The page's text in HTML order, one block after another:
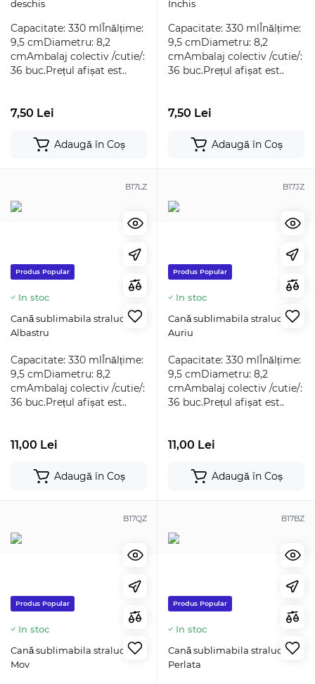
deschis
Capacitate: 330 mlÎnălțime:
9,5 cmDiametru: 8,2
cmAmbalaj colectiv /cutie/:
36 buc.Prețul afișat est..
7,50 Lei
Adaugă în Coș
Inchis
Capacitate: 330 mlÎnălțime:
9,5 cmDiametru: 8,2
cmAmbalaj colectiv /cutie/:
36 buc.Prețul afișat est..
7,50 Lei
Adaugă în Coș
B17LZ
Produs Popular
In stoc
Cană sublimabila stralucitor
Albastru
Capacitate: 330 mlÎnălțime:
9,5 cmDiametru: 8,2
cmAmbalaj colectiv /cutie/:
36 buc.Prețul afișat est..
11,00 Lei
Adaugă în Coș
B17JZ
Produs Popular
In stoc
Cană sublimabila stralucitor
Auriu
Capacitate: 330 mlÎnălțime:
9,5 cmDiametru: 8,2
cmAmbalaj colectiv /cutie/:
36 buc.Prețul afișat est..
11,00 Lei
Adaugă în Coș
B17QZ
Produs Popular
In stoc
Cană sublimabila stralucitor
Mov
B17BZ
Produs Popular
In stoc
Cană sublimabila stralucitor
Perlata